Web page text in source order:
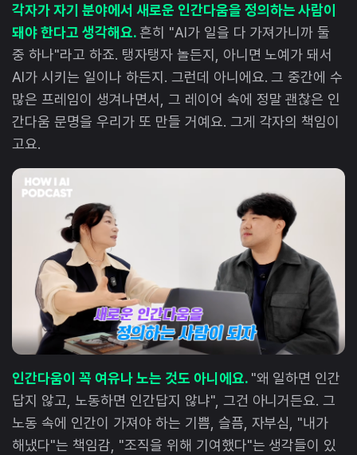
각자가 자기 분야에서 새로운 인간다움을 정의하는 사람이
돼야 한다고 생각해요. 흔히 "AI가 일을 다 가져가니까 둘
중 하나"라고 하죠. 탱자탱자 놀든지, 아니면 노예가 돼서
AI가 시키는 일이나 하든지. 그런데 아니에요. 그 중간에 수
많은 프레임이 생겨나면서, 그 레이어 속에 정말 괜찮은 인
간다움 문명을 우리가 또 만들 거예요. 그게 각자의 책임이
고요.
인간다움이 꼭 여유나 노는 것도 아니에요. "왜 일하면 인간
답지 않고, 노동하면 인간답지 않냐", 그건 아니거든요. 그
노동 속에 인간이 가져야 하는 기쁨, 슬픔, 자부심, "내가
해냈다"는 책임감, "조직을 위해 기여했다"는 생각들이 있